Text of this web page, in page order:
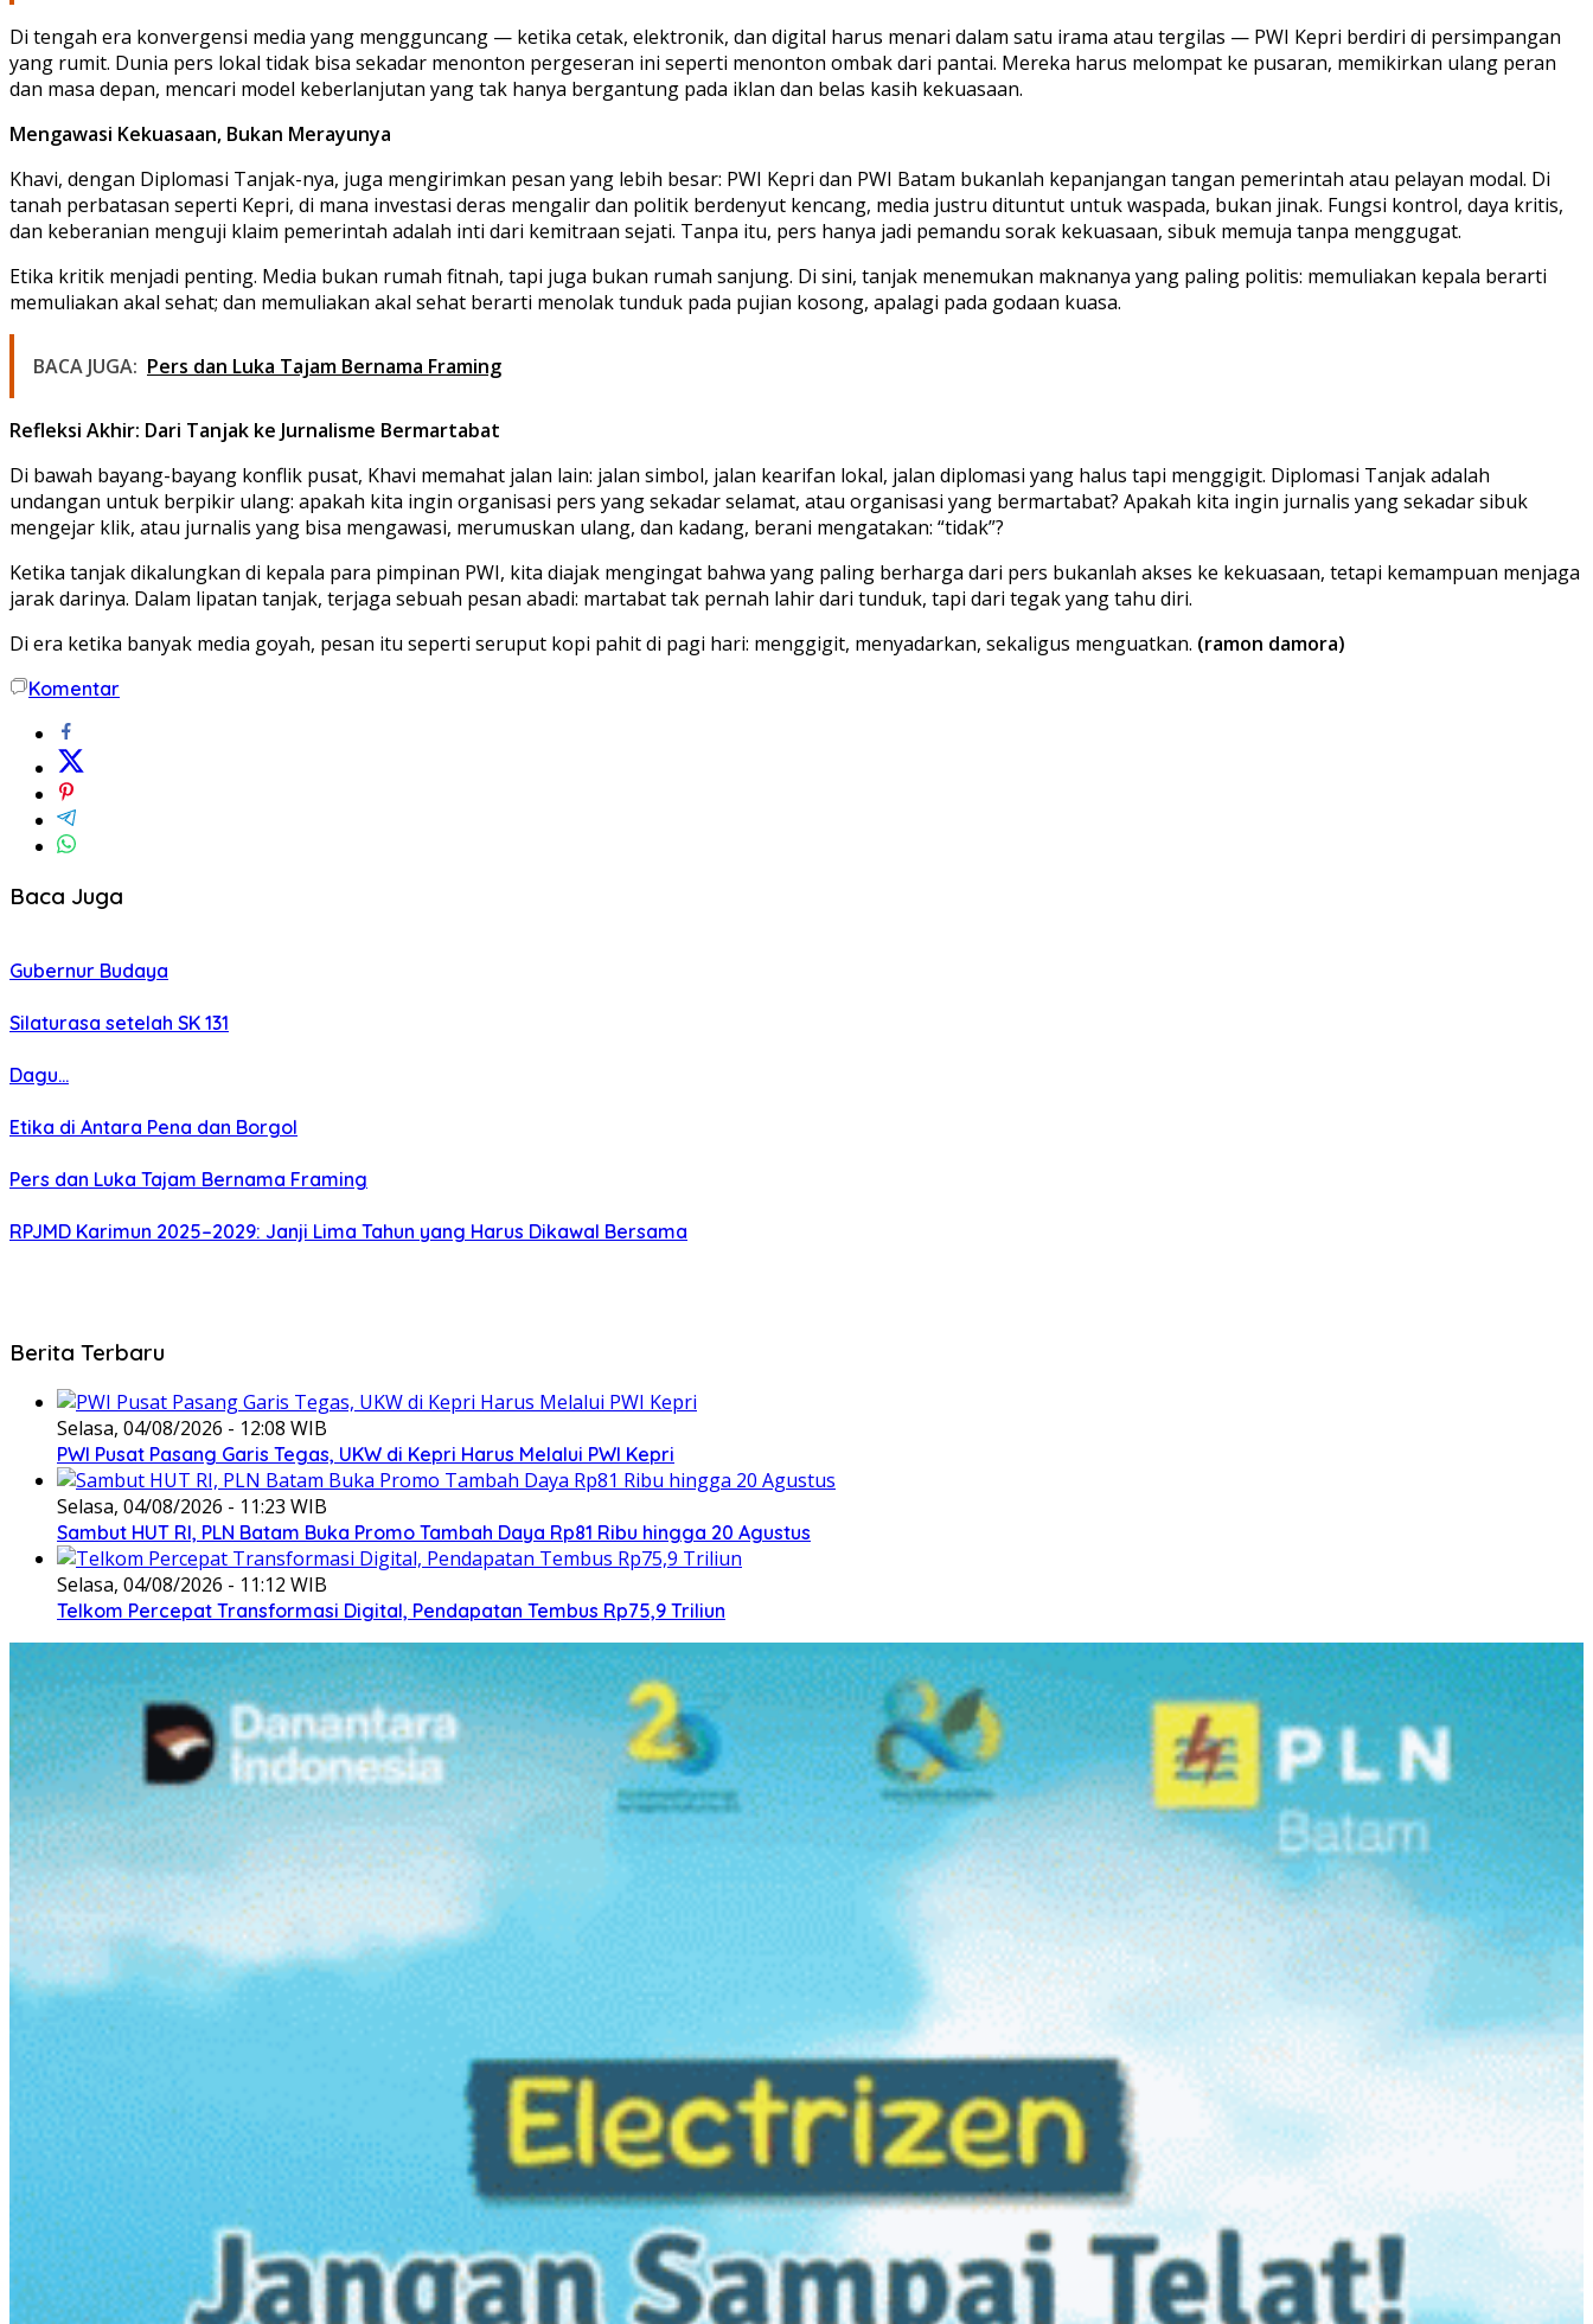
Di tengah era konvergensi media yang mengguncang — ketika cetak, elektronik, dan digital harus menari dalam satu irama atau tergilas — PWI Kepri berdiri di persimpangan
yang rumit. Dunia pers lokal tidak bisa sekadar menonton pergeseran ini seperti menonton ombak dari pantai. Mereka harus melompat ke pusaran, memikirkan ulang peran
dan masa depan, mencari model keberlanjutan yang tak hanya bergantung pada iklan dan belas kasih kekuasaan.
Mengawasi Kekuasaan, Bukan Merayunya
Khavi, dengan Diplomasi Tanjak-nya, juga mengirimkan pesan yang lebih besar: PWI Kepri dan PWI Batam bukanlah kepanjangan tangan pemerintah atau pelayan modal. Di
tanah perbatasan seperti Kepri, di mana investasi deras mengalir dan politik berdenyut kencang, media justru dituntut untuk waspada, bukan jinak. Fungsi kontrol, daya kritis,
dan keberanian menguji klaim pemerintah adalah inti dari kemitraan sejati. Tanpa itu, pers hanya jadi pemandu sorak kekuasaan, sibuk memuja tanpa menggugat.
Etika kritik menjadi penting. Media bukan rumah fitnah, tapi juga bukan rumah sanjung. Di sini, tanjak menemukan maknanya yang paling politis: memuliakan kepala berarti
memuliakan akal sehat; dan memuliakan akal sehat berarti menolak tunduk pada pujian kosong, apalagi pada godaan kuasa.
BACA JUGA: Pers dan Luka Tajam Bernama Framing
Refleksi Akhir: Dari Tanjak ke Jurnalisme Bermartabat
Di bawah bayang-bayang konflik pusat, Khavi memahat jalan lain: jalan simbol, jalan kearifan lokal, jalan diplomasi yang halus tapi menggigit. Diplomasi Tanjak adalah
undangan untuk berpikir ulang: apakah kita ingin organisasi pers yang sekadar selamat, atau organisasi yang bermartabat? Apakah kita ingin jurnalis yang sekadar sibuk
mengejar klik, atau jurnalis yang bisa mengawasi, merumuskan ulang, dan kadang, berani mengatakan: “tidak”?
Ketika tanjak dikalungkan di kepala para pimpinan PWI, kita diajak mengingat bahwa yang paling berharga dari pers bukanlah akses ke kekuasaan, tetapi kemampuan menjaga
jarak darinya. Dalam lipatan tanjak, terjaga sebuah pesan abadi: martabat tak pernah lahir dari tunduk, tapi dari tegak yang tahu diri.
Di era ketika banyak media goyah, pesan itu seperti seruput kopi pahit di pagi hari: menggigit, menyadarkan, sekaligus menguatkan. (ramon damora)
Komentar
Baca Juga
Gubernur Budaya
Silaturasa setelah SK 131
Dagu…
Etika di Antara Pena dan Borgol
Pers dan Luka Tajam Bernama Framing
RPJMD Karimun 2025–2029: Janji Lima Tahun yang Harus Dikawal Bersama
Berita Terbaru
Selasa, 04/08/2026 - 12:08 WIB
PWI Pusat Pasang Garis Tegas, UKW di Kepri Harus Melalui PWI Kepri
Selasa, 04/08/2026 - 11:23 WIB
Sambut HUT RI, PLN Batam Buka Promo Tambah Daya Rp81 Ribu hingga 20 Agustus
Selasa, 04/08/2026 - 11:12 WIB
Telkom Percepat Transformasi Digital, Pendapatan Tembus Rp75,9 Triliun